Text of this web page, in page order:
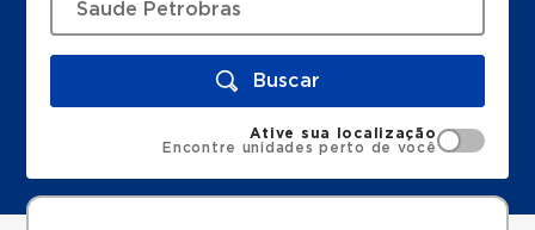
Buscar
Ative sua localização
Encontre unidades perto de você